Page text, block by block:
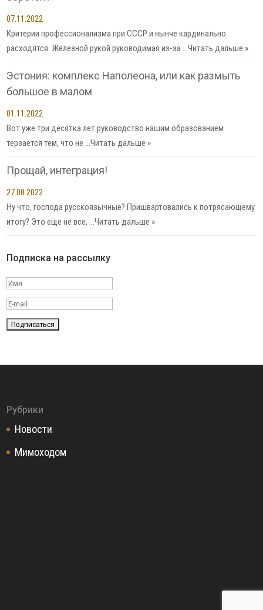
07.11.2022
Критерии профессионализма при СССР и нынче кардинально
расходятся. Железной рукой руководимая из-за …Читать дальше »
Эстония: комплекс Наполеона, или как размыть
большое в малом
01.11.2022
Вот уже три десятка лет руководство нашим образованием
терзается тем, что не …Читать дальше »
Прощай, интеграция!
27.08.2022
Ну что, господа русскоязычные? Пришвартовались к потрясающему
итогу? Это еще не все, …Читать дальше »
Подписка на рассылку
Рубрики
Новости
Мимоходом